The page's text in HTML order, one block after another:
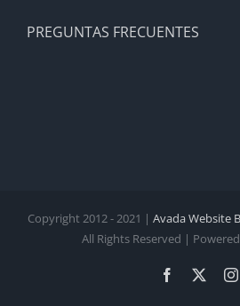
PREGUNTAS FRECUENTES
Copyright 2012 - 2021 | Avada Website
All Rights Reserved |
Facebook